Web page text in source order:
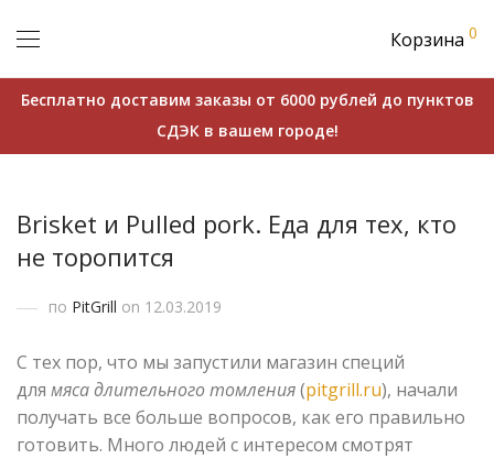
Корзина 0
Бесплатно доставим заказы от 6000 рублей до пунктов
СДЭК в вашем городе!
Brisket и Pulled pork. Еда для тех, кто
не торопится
по PitGrill on 12.03.2019
С тех пор, что мы запустили магазин специй
для мяса длительного томления(pitgrill.ru), начали
получать все больше вопросов, как его правильно
готовить. Много людей с интересом смотрят